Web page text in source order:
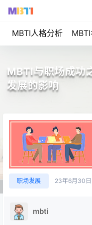
MBTI人格分析
MBTI与职场成功
发展的影响
职场发展 23年6月30日
mbti